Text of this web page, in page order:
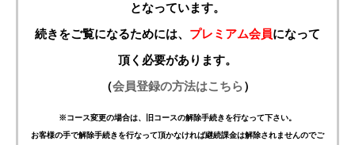
となっています。
続きをご覧になるためには、 プレミアム会員になって
頂く必要があります。
（会員登録の方法はこちら）
※コース変更の場合は、旧コースの解除手続きを行なって下さい。
お客様の手で解除手続きを行なって頂かなければ継続課金は解除されませんのでご